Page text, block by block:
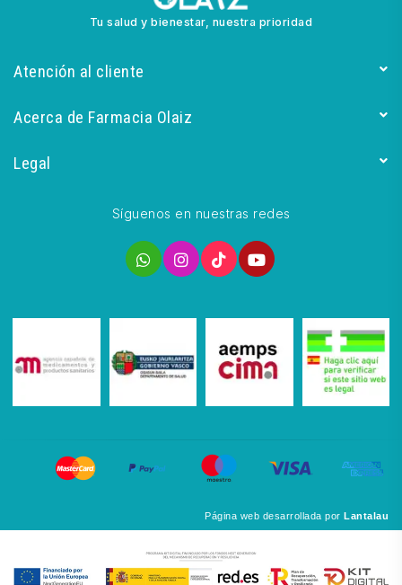
Tu salud y bienestar, nuestra prioridad
Atención al cliente
Acerca de Farmacia Olaiz
Legal
Síguenos en nuestras redes
Página web desarrollada por Lantalau